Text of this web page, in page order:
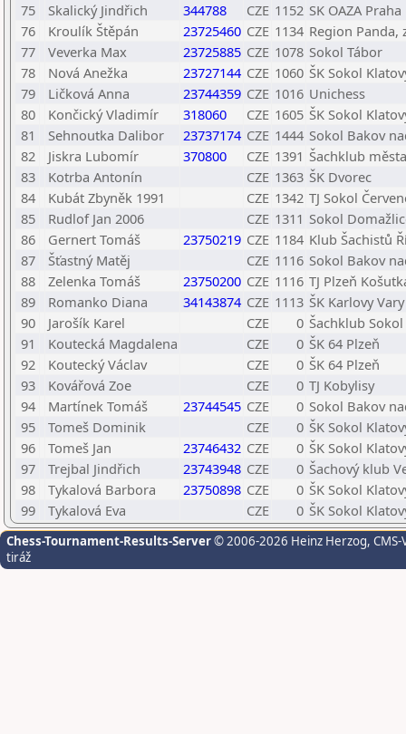
75
Skalický Jindřich 344788 CZE 1152 SK OAZA Praha
76
Kroulík Štěpán 23725460 CZE 1134 Region Panda,
77
Veverka Max 23725885 CZE 1078 Sokol Tábor
78
Nová Anežka 23727144 CZE 1060 ŠK Sokol
79
Ličková Anna 23744359 CZE 1016 Unichess
80
Končický Vladimír 318060 CZE 1605 ŠK Sokol
81
Sehnoutka Dalibor 23737174 CZE 1444 Sokol Bakov
82
Jiskra Lubomír 370800 CZE 1391 Šachklub
83
Kotrba Antonín CZE 1363 ŠK Dvorec
84
Kubát Zbyněk 1991 CZE 1342 TJ Sokol
85
Rudlof Jan 2006 CZE 1311 Sokol
86
Gernert Tomáš 23750219 CZE 1184 Klub Šachistů
87
Šťastný Matěj CZE 1116 Sokol Bakov
88
Zelenka Tomáš 23750200 CZE 1116 TJ Plzeň
89
Romanko Diana 34143874 CZE 1113 ŠK Karlovy Vary
90
Jarošík Karel CZE 0 Šachklub Sokol
91
Koutecká Magdalena CZE 0 ŠK 64 Plzeň
92
Koutecký Václav CZE 0 ŠK 64 Plzeň
93
Kovářová Zoe CZE 0 TJ Kobylisy
94
Martínek Tomáš 23744545 CZE 0 Sokol Bakov
95
Tomeš Dominik CZE 0 ŠK Sokol
96
Tomeš Jan 23746432 CZE 0 ŠK Sokol
97
Trejbal Jindřich 23743948 CZE 0 Šachový klub
98
Tykalová Barbora 23750898 CZE 0 ŠK Sokol
99
Tykalová Eva CZE 0 ŠK Sokol
Chess-Tournament-Results-Server© 2006-2026 Heinz Herzog,
tiráž